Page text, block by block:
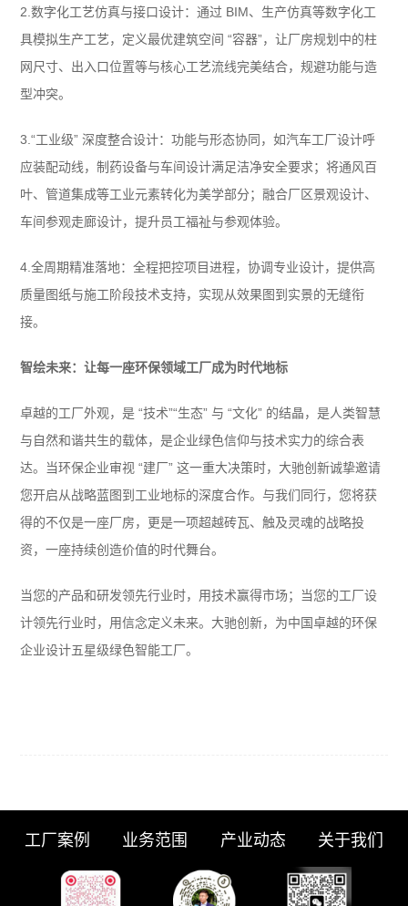
2.数字化工艺仿真与接口设计：通过 BIM、生产仿真等数字化工
具模拟生产工艺，定义最优建筑空间 “容器”，让厂房规划中的柱
网尺寸、出入口位置等与核心工艺流线完美结合，规避功能与造
型冲突。
3.“工业级” 深度整合设计：功能与形态协同，如汽车工厂设计呼
应装配动线，制药设备与车间设计满足洁净安全要求；将通风百
叶、管道集成等工业元素转化为美学部分；融合厂区景观设计、
车间参观走廊设计，提升员工福祉与参观体验。
4.全周期精准落地：全程把控项目进程，协调专业设计，提供高
质量图纸与施工阶段技术支持，实现从效果图到实景的无缝衔
接。
智绘未来：让每一座环保领域工厂成为时代地标
卓越的工厂外观，是 “技术”“生态” 与 “文化” 的结晶，是人类智慧
与自然和谐共生的载体，是企业绿色信仰与技术实力的综合表
达。当环保企业审视 “建厂” 这一重大决策时，大驰创新诚挚邀请
您开启从战略蓝图到工业地标的深度合作。与我们同行，您将获
得的不仅是一座厂房，更是一项超越砖瓦、触及灵魂的战略投
资，一座持续创造价值的时代舞台。
当您的产品和研发领先行业时，用技术赢得市场；当您的工厂设
计领先行业时，用信念定义未来。大驰创新，为中国卓越的环保
企业设计五星级绿色智能工厂。
工厂案例 业务范围 产业动态 关于我们